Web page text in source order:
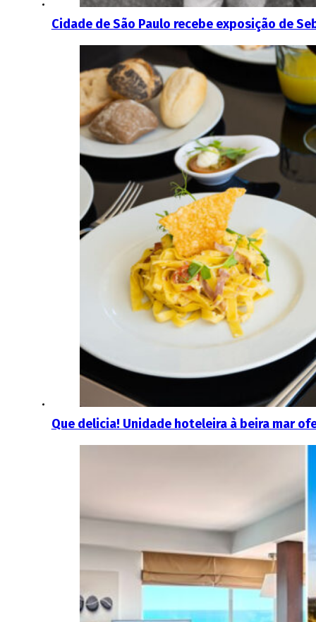
Cidade de São Paulo recebe exposição de
Que delicia! Unidade hoteleira à beira mar